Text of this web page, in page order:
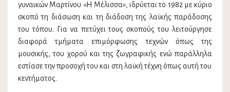
γυναικών Μαρτίνου «Η Μέλισσα», ιδρύεται το 1982 με κύριο
σκοπό τη διάσωση και τη διάδοση της λαϊκής παράδοσης
του τόπου. Για να πετύχει τους σκοπούς του λειτούργησε
διαφορά τμήματα επιμόρφωσης τεχνών όπως της
μουσικής, του χορού και της ζωγραφικής ενώ παράλληλα
εστίασε την προσοχή του και στη λαϊκή τέχνη όπως αυτή του
κεντήματος.